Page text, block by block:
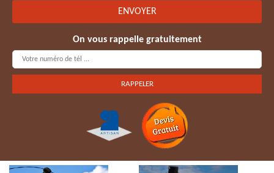
On vous rappelle gratuitement